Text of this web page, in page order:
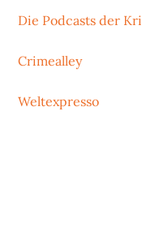
Die Podcasts der
Crimealley
Weltexpresso